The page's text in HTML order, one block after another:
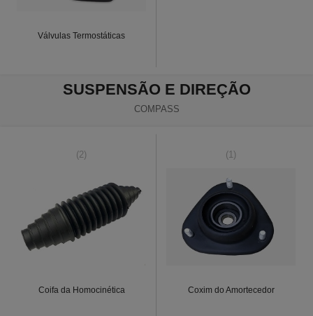
Válvulas Termostáticas
SUSPENSÃO E DIREÇÃO
COMPASS
(2)
Coifa da Homocinética
(1)
Coxim do Amortecedor